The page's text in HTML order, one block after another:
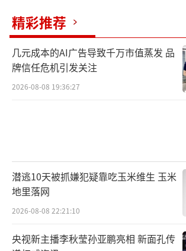
精彩推荐
几元成本的AI广告导致千万市值蒸发 品
牌信任危机引发关注
2026-08-08 19:36:27
潜逃10天被抓嫌犯疑靠吃玉米维生 玉米
地里落网
2026-08-08 22:21:10
央视新主播李秋莹孙亚鹏亮相 新面孔传